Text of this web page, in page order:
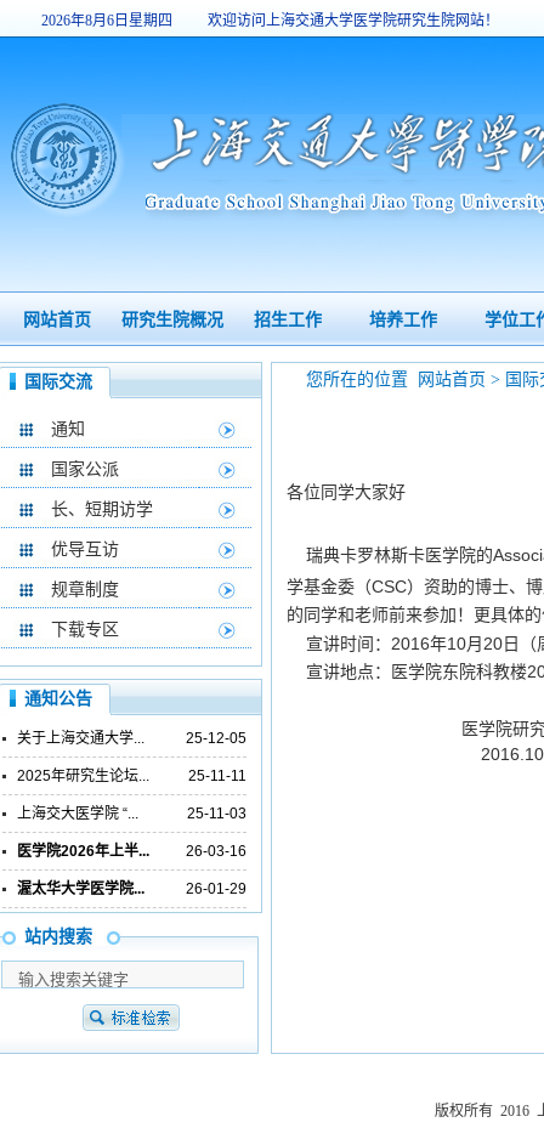
版权所有 2016
网站首页 研究生院概况 招生工作 培养工作 学位工
2026年8月6日星期四
7:16:59
欢迎访问上海交通大学医学院研究生院网站！
国际交流
通知
国家公派
长、短期访学
优导互访
规章制度
下载专区
各位同学大家好
瑞典卡罗林斯卡医学院的
学基金委（CSC）资助的博士、
的同学和老师前来参加！更具体
宣讲时间：2016年10月20日（
宣讲地点：医学院东院科教楼
医学院研究生
2016.10
您所在的位置 网站首页 > 国
通知公告
关于上海交通大学... 25-12-05
2025年研究生论坛... 25-11-11
上海交大医学院 “... 25-11-03
医学院2026年上半... 26-03-16
渥太华大学医学院... 26-01-29
站内搜索